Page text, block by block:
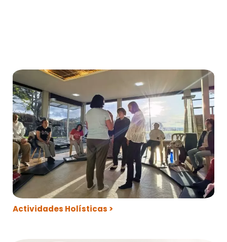
Actividades Holísticas >